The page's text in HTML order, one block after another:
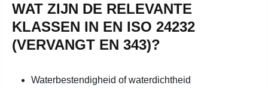
WAT ZIJN DE RELEVANTE
KLASSEN IN EN ISO 24232
(VERVANGT EN 343)?
Waterbestendigheid of waterdichtheid